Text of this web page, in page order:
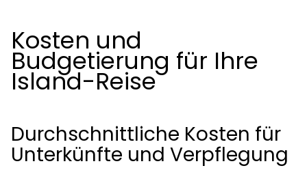
Kosten und
Budgetierung für Ihre
Island-Reise
Durchschnittliche Kosten für
Unterkünfte und Verpflegung